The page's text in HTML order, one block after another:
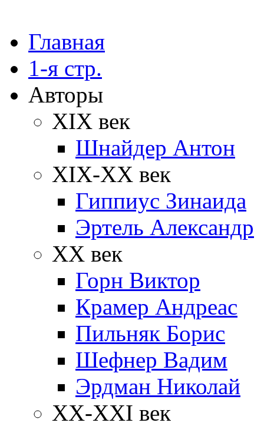
Главная
1-я стр.
Авторы
XIX век
Шнайдер Антон
XIX-XX век
Гиппиус Зинаида
Эртель Александр
XX век
Горн Виктор
Крамер Андреас
Пильняк Борис
Шефнер Вадим
Эрдман Николай
ХХ-XXI век